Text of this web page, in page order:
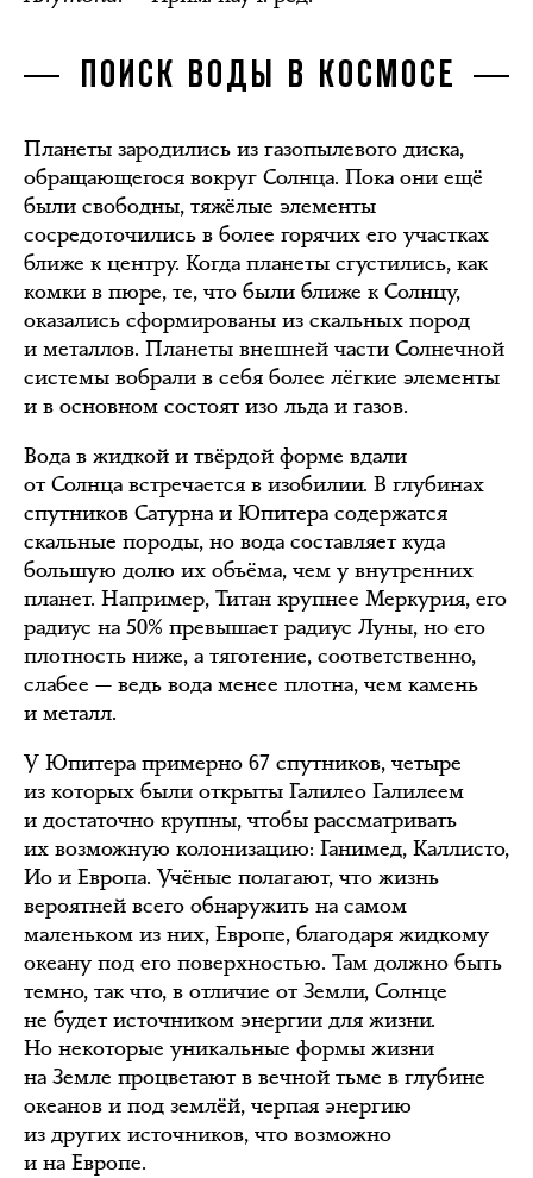
ПОИСК ВОДЫ В КОСМОСЕ
Планеты зародились из газопылевого диска,
обращающегося вокруг Солнца. Пока они ещё
были свободны, тяжёлые элементы
сосредоточились в более горячих его участках
ближе к центру. Когда планеты сгустились, как
комки в пюре, те, что были ближе к Солнцу,
оказались сформированы из скальных пород
и металлов. Планеты внешней части Солнечной
системы вобрали в себя более лёгкие элементы
и в основном состоят изо льда и газов.
Вода в жидкой и твёрдой форме вдали
от Солнца встречается в изобилии. В глубинах
спутников Сатурна и Юпитера содержатся
скальные породы, но вода составляет куда
большую долю их объёма, чем у внутренних
планет. Например, Титан крупнее Меркурия, его
радиус на 50% превышает радиус Луны, но его
плотность ниже, а тяготение, соответственно,
слабее — ведь вода менее плотна, чем камень
и металл.
У Юпитера примерно 67 спутников, четыре
из которых были открыты Галилео Галилеем
и достаточно крупны, чтобы рассматривать
их возможную колонизацию: Ганимед, Каллисто,
Ио и Европа. Учёные полагают, что жизнь
вероятней всего обнаружить на самом
маленьком из них, Европе, благодаря жидкому
океану под его поверхностью. Там должно быть
темно, так что, в отличие от Земли, Солнце
не будет источником энергии для жизни.
Но некоторые уникальные формы жизни
на Земле процветают в вечной тьме в глубине
океанов и под землёй, черпая энергию
из других источников, что возможно
и на Европе.